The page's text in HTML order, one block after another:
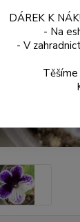
DÁREK K
- Na
- V
Těšíme